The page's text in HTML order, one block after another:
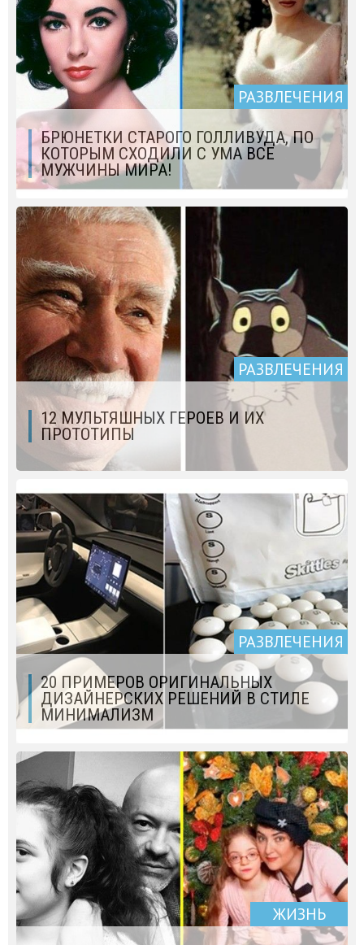
РАЗВЛЕЧЕНИЯ
БРЮНЕТКИ СТАРОГО ГОЛЛИВУДА, ПО
КОТОРЫМ СХОДИЛИ С УМА ВСЕ
МУЖЧИНЫ МИРА!
РАЗВЛЕЧЕНИЯ
12 МУЛЬТЯШНЫХ ГЕРОЕВ И ИХ
ПРОТОТИПЫ
РАЗВЛЕЧЕНИЯ
20 ПРИМЕРОВ ОРИГИНАЛЬНЫХ
ДИЗАЙНЕРСКИХ РЕШЕНИЙ В СТИЛЕ
МИНИМАЛИЗМ
ЖИЗНЬ